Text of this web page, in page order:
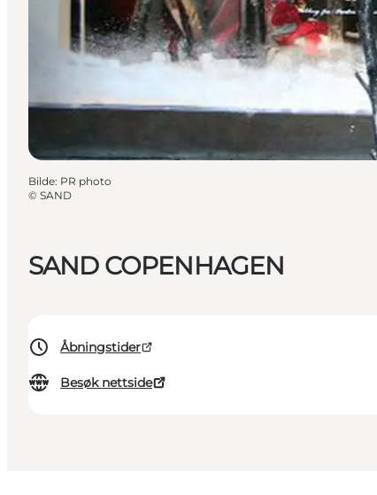
SAND COPENHAGEN
Åbningstider
Besøk nettside
Bilde: PR photo
© SAND